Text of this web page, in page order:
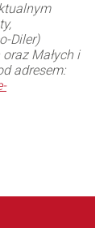
Diler)
Małych i
adresem: